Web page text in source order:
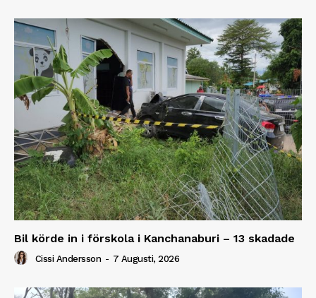
Bil körde in i förskola i Kanchanaburi – 13 skadade
Cissi Andersson - 7 Augusti, 2026